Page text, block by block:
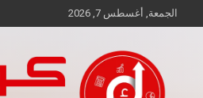
to
الجمعة, أغسطس 7, 2026